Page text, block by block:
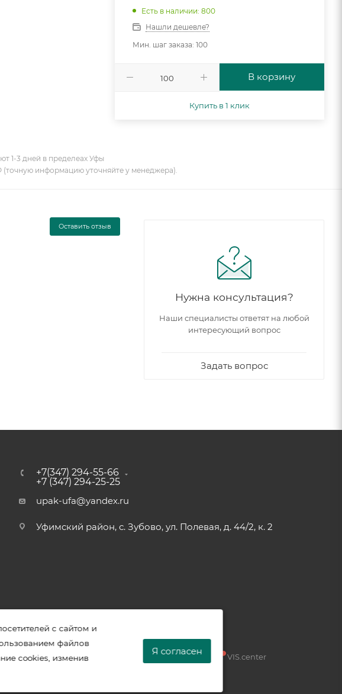
Есть в наличии: 800
Нашли дешевле?
Мин. шаг заказа: 100
В корзину
Купить в 1 клик
1-3 дней в пределеах Уфы
(точную информацию уточняйте у менеджера).
Оставить отзыв
Нужна консультация?
Наши специалисты ответят на любой
интересующий вопрос
Задать вопрос
+7(347) 294-55-66
+7 (347) 294-25-25
upak-ufa@yandex.ru
Уфимский район, с. Зубово, ул. Полевая, д. 44/2, к. 2
Разработка — VIS.center
с сайтом и
файлов
cookies, изменив
Я согласен